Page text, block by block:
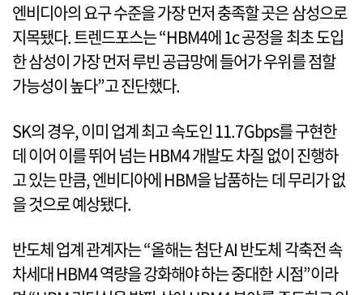
엔비디아의 요구 수준을 가장 먼저 충족할 곳은 삼성으로
지목됐다. 트렌드포스는 “HBM4에 1c 공정을 최초 도입
한 삼성이 가장 먼저 루빈 공급망에 들어가 우위를 점할
가능성이 높다”고 진단했다.
SK의 경우, 이미 업계 최고 속도인 11.7Gbps를 구현한
데 이어 이를 뛰어 넘는 HBM4 개발도 차질 없이 진행하
고 있는 만큼, 엔비디아에 HBM을 납품하는 데 무리가 없
을 것으로 예상됐다.
반도체 업계 관계자는 “올해는 첨단 AI 반도체 각축전 속
차세대 HBM4 역량을 강화해야 하는 중대한 시점”이라